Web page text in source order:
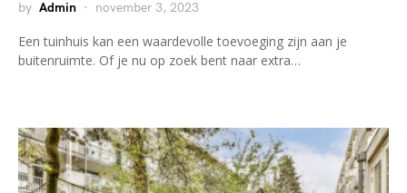
by Admin november 3, 2023
Een tuinhuis kan een waardevolle toevoeging zijn aan je
buitenruimte. Of je nu op zoek bent naar extra…